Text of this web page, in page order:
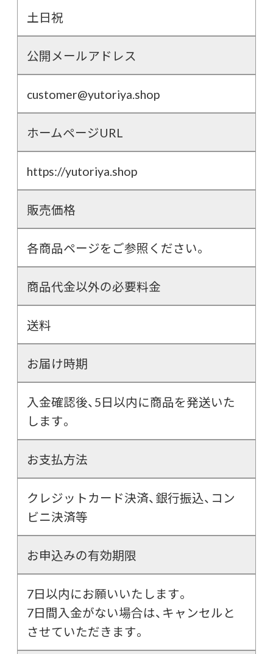
土日祝
公開メールアドレス
customer@yutoriya.shop
ホームページURL
https://yutoriya.shop
販売価格
各商品ページをご参照ください。
商品代金以外の必要料金
送料
お届け時期
入金確認後、5日以内に商品を発送いた
します。
お支払方法
クレジットカード決済、銀行振込、コン
ビニ決済等
お申込みの有効期限
7日以内にお願いいたします。
7日間入金がない場合は、キャンセルと
させていただきます。